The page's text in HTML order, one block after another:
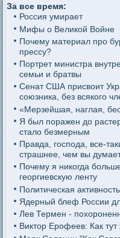
За все время:
Россия умирает
Мифы о Великой Войне
Почему материал про
прессу?
Портрет министра
семьи и братвы
Сенат США присвоит
союзника, без всякого
«Мерзейшая, наглая,
Я был поражен до
стало безмерным
Правда, господа, все-
страшнее, чем вы
Почему я никогда
георгиевскую ленту
Политическая
Ядерный блеф России
Лев Термен -
Виктор Ерофеев: Как